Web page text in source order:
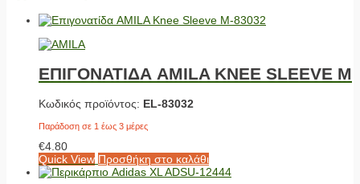
ΕΠΙΓΟΝΑΤΙΔΑ AMILA KNEE SLEEVE M
Κωδικός προϊόντος: EL-83032
Παράδοση σε 1 έως 3 μέρες
€4.80
Quick View Προσθήκη στο καλάθι